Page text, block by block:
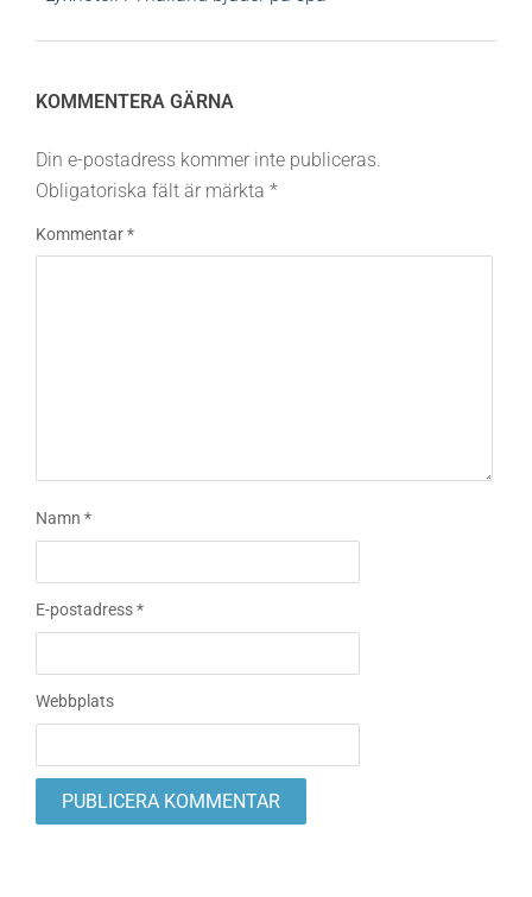
KOMMENTERA GÄRNA
Din e-postadress kommer inte publiceras.
Obligatoriska fält är märkta *
Kommentar*
Namn *
E-postadress*
Webbplats